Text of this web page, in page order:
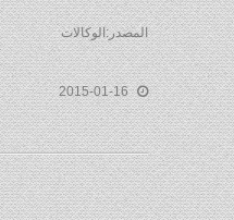
المصدر:الوكالات
2015-01-16